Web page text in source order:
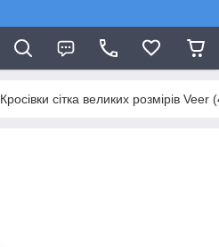
Кросівки сітка великих розмірів Veer